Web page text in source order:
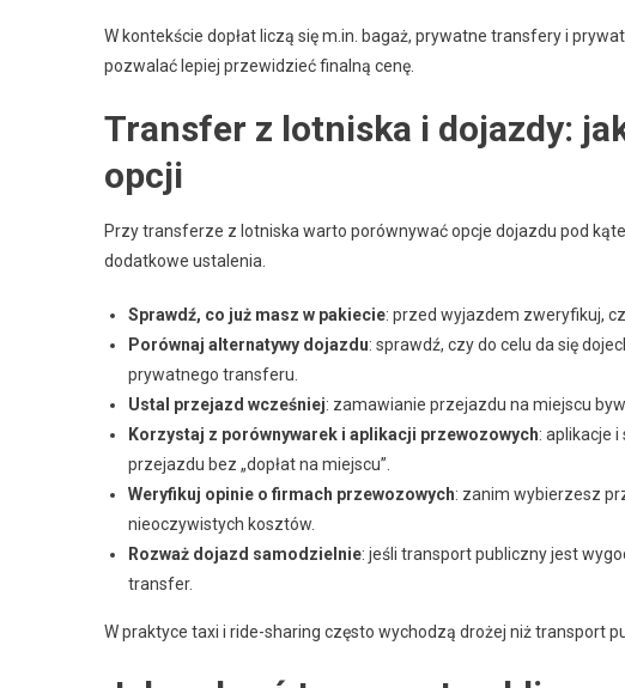
W kontekście dopłat liczą się m.in. bagaż, prywatne transfery i
pozwalać lepiej przewidzieć finalną cenę.
Transfer z lotniska i dojazdy:
opcji
Przy transferze z lotniska warto porównywać opcje dojazdu pod
dodatkowe ustalenia.
Sprawdź, co już masz w pakiecie: przed wyjazdem zweryfikuj,
Porównaj alternatywy dojazdu: sprawdź, czy do celu da się
prywatnego transferu.
Ustal przejazd wcześniej: zamawianie przejazdu na miejscu
Korzystaj z porównywarek i aplikacji przewozowych: aplikacje
przejazdu bez „dopłat na miejscu”.
Weryfikuj opinie o firmach przewozowych: zanim wybierzesz
nieoczywistych kosztów.
Rozważ dojazd samodzielnie: jeśli transport publiczny jest
transfer.
W praktyce taxi i ride-sharing często wychodzą drożej niż transport